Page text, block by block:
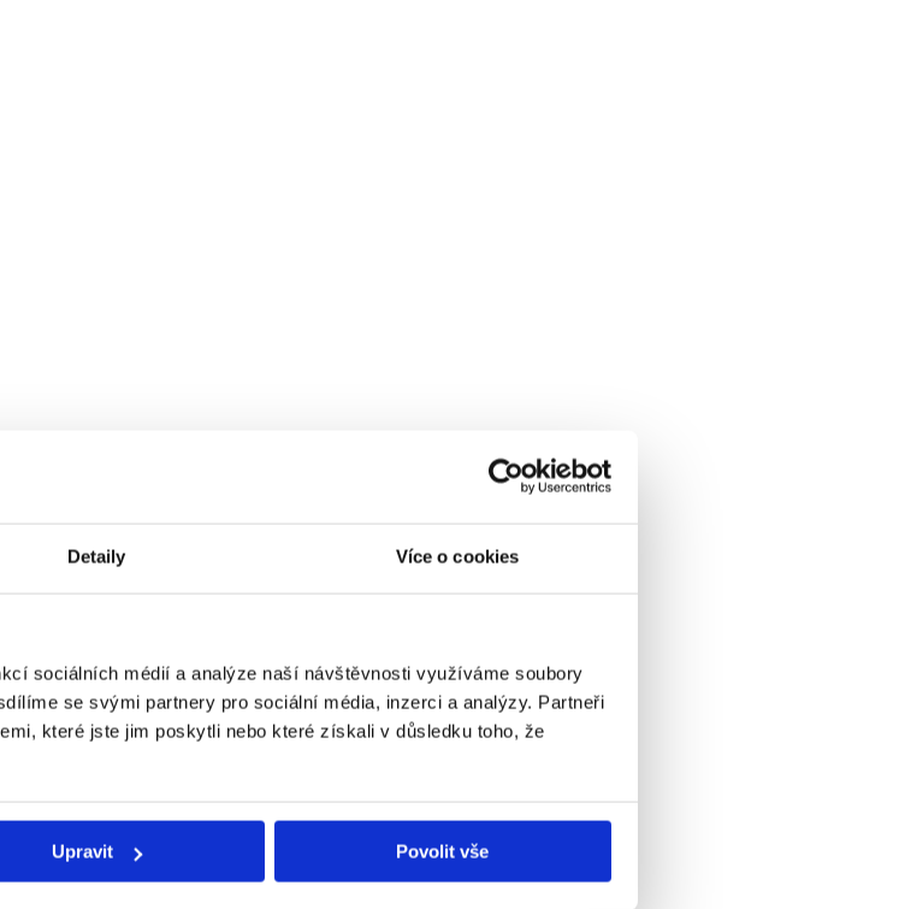
Detaily Více o cookies
sociálních médií a analýze naší návštěvnosti využíváme soubory
se svými partnery pro sociální média, inzerci a analýzy. Partneři
které jste jim poskytli nebo které získali v důsledku toho, že
Upravit Povolit vše